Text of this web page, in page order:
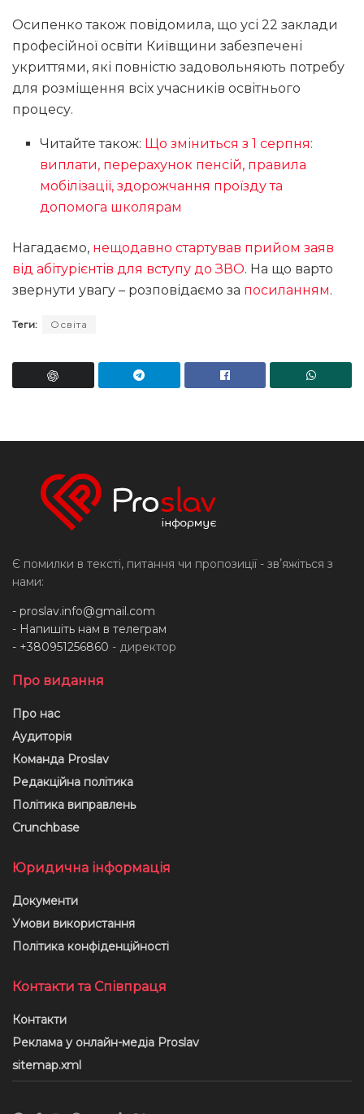
Осипенко також повідомила, що усі 22 заклади
професійної освіти Київщини забезпечені
укриттями, які повністю задовольняють потребу
для розміщення всіх учасників освітнього
процесу.
Читайте також: Що зміниться з 1 серпня:
виплати, перерахунок пенсій, правила
мобілізації, здорожчання проїзду та
допомога школярам
Нагадаємо, нещодавно стартував прийом заяв
від абітурієнтів для вступу до ЗВО. На що варто
звернути увагу – розповідаємо за посиланням.
Теги: Освіта
Є помилки в тексті, питання чи пропозиції - звʼяжіться з
нами:
- proslav.info@gmail.com
- Напишіть нам в телеграм
- +380951256860 - директор
Про видання
Про нас
Аудиторія
Команда Proslav
Редакційна політика
Політика виправлень
Crunchbase
Юридична інформація
Документи
Умови використання
Політика конфіденційності
Контакти та Співпраця
Контакти
Реклама у онлайн-медіа Proslav
sitemap.xml